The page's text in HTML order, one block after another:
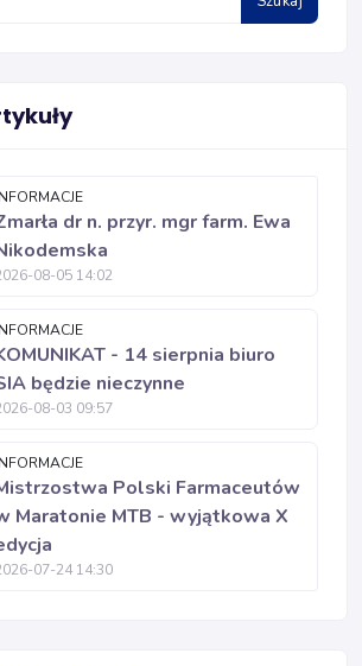
dr n. przyr. mgr farm. Ewa
08-05 14:02
- 14 sierpnia biuro
będzie nieczynne
08-03 09:57
Polski Farmaceutów
Maratonie MTB - wyjątkowa X
07-24 14:30